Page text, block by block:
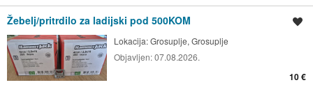
Žebelj/pritrdilo za ladijski pod 500KOM
Lokacija:Grosuplje, Grosuplje
Objavljen:07.08.2026.
10 €